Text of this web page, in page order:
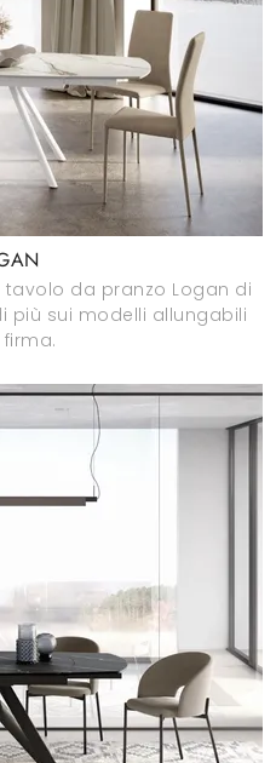
tavolo da pranzo Logan di
più sui modelli allungabili